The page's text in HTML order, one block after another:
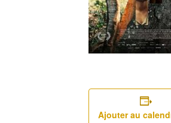
Ajouter au